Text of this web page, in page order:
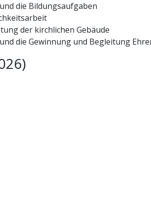
die Bildungsaufgaben
der kirchlichen Gebäude
die Gewinnung und Begleitung